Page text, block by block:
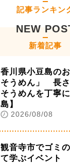
記事ランキン
NEW
新着記事
香川県小豆島の
そうめん」 長
そうめんを丁寧
島】
2026/08/08
観音寺市でゴミ
て学ぶイベント